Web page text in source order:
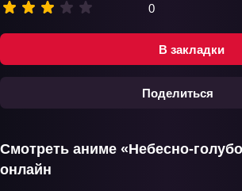
В закладки
Поделиться
0
Смотреть аниме «Небесно-
онлайн